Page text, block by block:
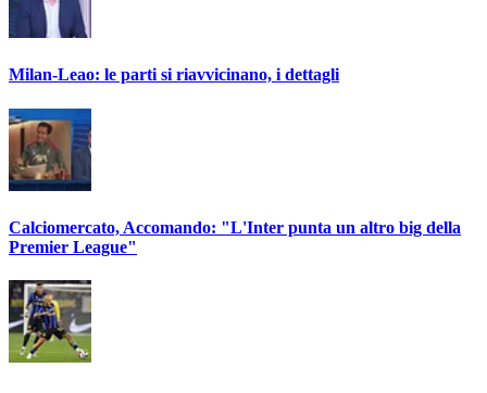
Milan-Leao: le parti si riavvicinano, i dettagli
Calciomercato, Accomando: "L'Inter punta un altro big della
Premier League"